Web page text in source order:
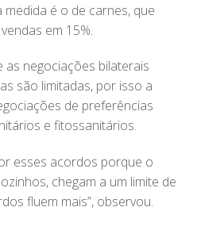
é o de carnes, que
em 15%.
negociações bilaterais
são limitadas, por isso a
de preferências
e fitossanitários.
esses acordos porque o
chegam a um limite de
fluem mais”, observou.